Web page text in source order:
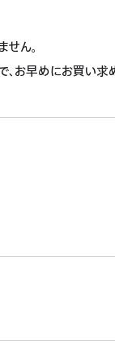
ん。
お早めにお買い求